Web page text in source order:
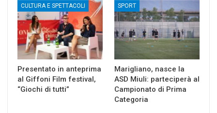
CULTURA E SPETTACOLI
Presentato in anteprima
al Giffoni Film festival,
“Giochi di tutti”
SPORT
Marigliano, nasce la
ASD Miuli: parteciperà al
Campionato di Prima
Categoria